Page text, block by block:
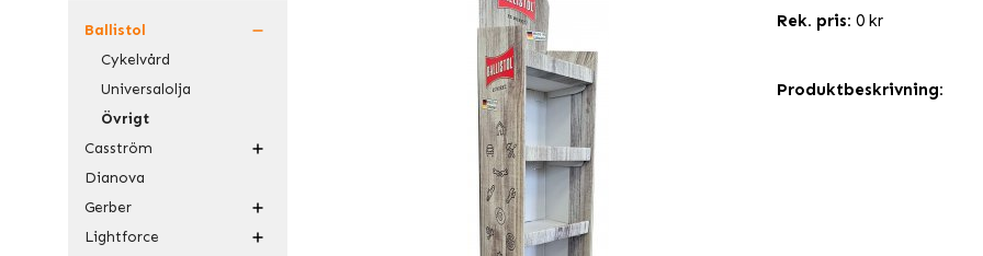
Ballistol
Cykelvård
Universalolja
Övrigt
Casström
Dianova
Gerber
Lightforce
Rek. pris: 0 kr
Produktbeskrivning: